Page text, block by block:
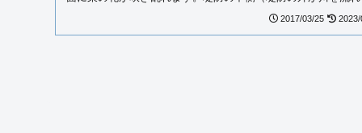
2017/03/25